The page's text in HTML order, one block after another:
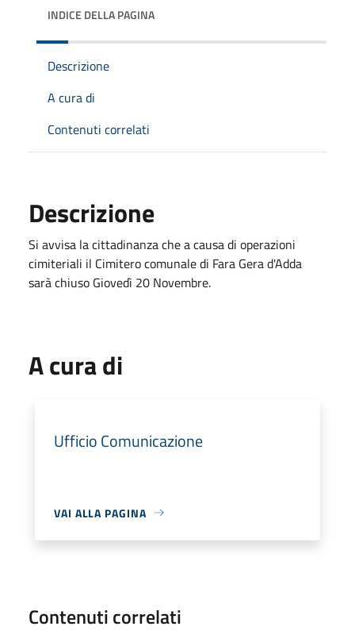
INDICE DELLA PAGINA
Descrizione
A cura di
Contenuti correlati
Descrizione
Si avvisa la cittadinanza che a causa di operazioni
cimiteriali il Cimitero comunale di Fara Gera d'Adda
sarà chiuso Giovedì 20 Novembre.
A cura di
Ufficio Comunicazione
VAI ALLA PAGINA
Contenuti correlati